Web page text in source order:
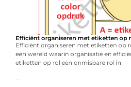
Efficiënt organiseren met etiketten op
Efficiënt organiseren met etiketten op
een wereld waarin organisatie en
etiketten op rol een onmisbare rol in
...